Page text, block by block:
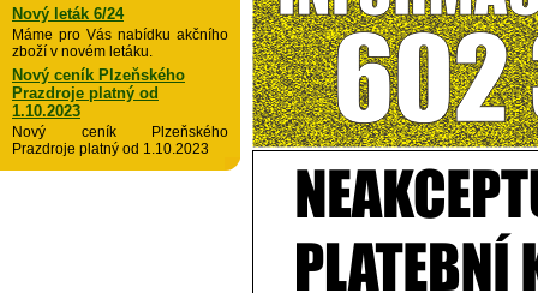
Nový leták 6/24
Máme pro Vás nabídku akčního
zboží v novém letáku.
Nový ceník Plzeňského
Prazdroje platný od
1.10.2023
Nový ceník Plzeňského
Prazdroje platný od 1.10.2023